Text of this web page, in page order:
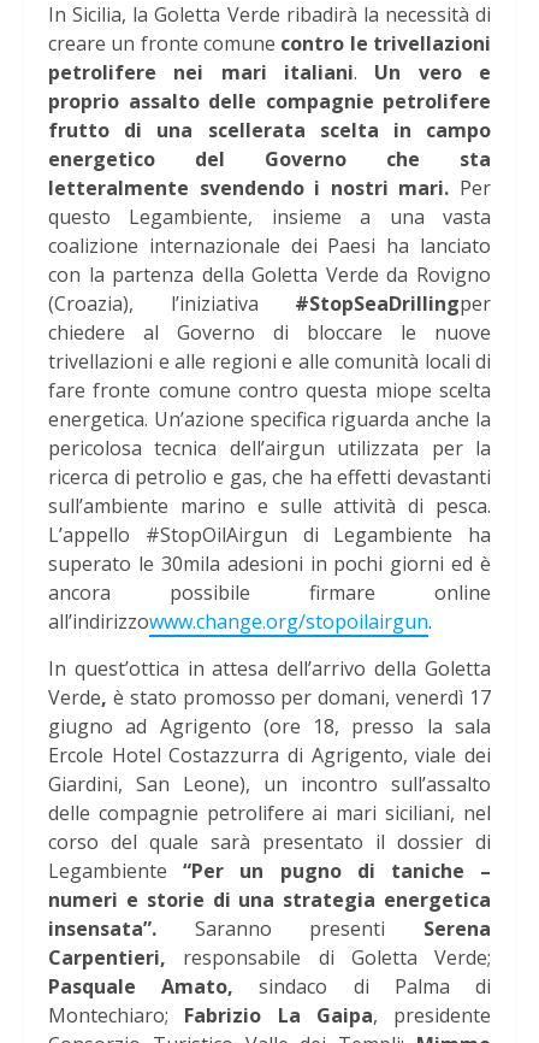
In Sicilia, la Goletta Verde ribadirà la necessità di
creare un fronte comune contro le trivellazioni
petrolifere nei mari italiani. Un vero e
proprio assalto delle compagnie petrolifere
frutto di una scellerata scelta in campo
energetico del Governo che sta
letteralmente svendendo i nostri mari. Per
questo Legambiente, insieme a una vasta
coalizione internazionale dei Paesi ha lanciato
con la partenza della Goletta Verde da Rovigno
(Croazia), l’iniziativa #StopSeaDrillingper
chiedere al Governo di bloccare le nuove
trivellazioni e alle regioni e alle comunità locali di
fare fronte comune contro questa miope scelta
energetica. Un’azione specifica riguarda anche la
pericolosa tecnica dell’airgun utilizzata per la
ricerca di petrolio e gas, che ha effetti devastanti
sull’ambiente marino e sulle attività di pesca.
L’appello #StopOilAirgun di Legambiente ha
superato le 30mila adesioni in pochi giorni ed è
ancora possibile firmare online
all’indirizzowww.change.org/stopoilairgun.
In quest’ottica in attesa dell’arrivo della Goletta
Verde, è stato promosso per domani, venerdì 17
giugno ad Agrigento (ore 18, presso la sala
Ercole Hotel Costazzurra di Agrigento, viale dei
Giardini, San Leone), un incontro sull’assalto
delle compagnie petrolifere ai mari siciliani, nel
corso del quale sarà presentato il dossier di
Legambiente“Per un pugno di taniche –
numeri e storie di una strategia energetica
insensata”. Saranno presenti Serena
Carpentieri, responsabile di Goletta Verde;
Pasquale Amato, sindaco di Palma di
Montechiaro; Fabrizio La Gaipa, presidente